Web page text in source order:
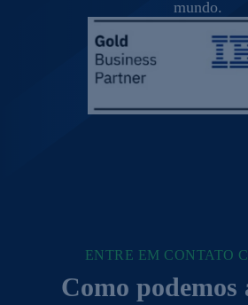
mundo.
ENTRE EM CONTATO
Como